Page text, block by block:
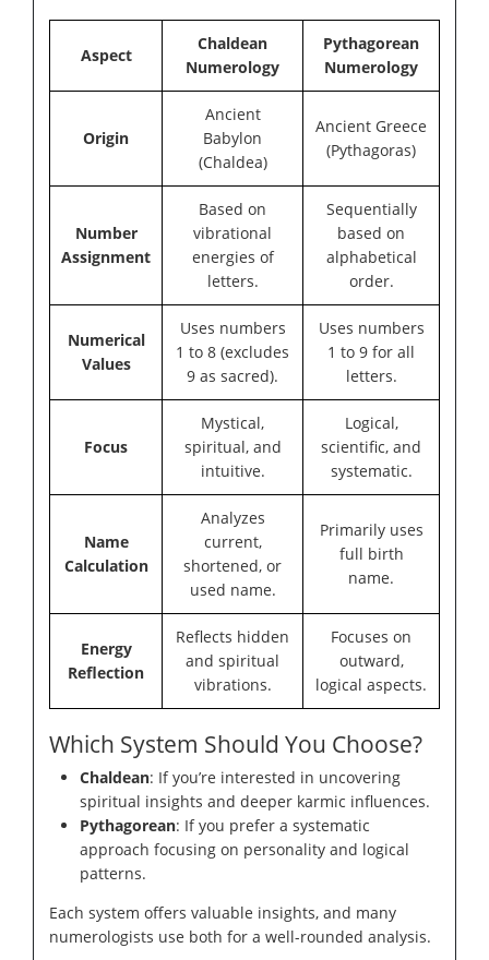
Aspect
Chaldean
Numerology
Pythagorean
Numerology
Origin
Ancient
Babylon
(Chaldea)
Ancient Greece
(Pythagoras)
Number
Assignment
Based on
vibrational
energies of
letters.
Sequentially
based on
alphabetical
order.
Numerical
Values
Uses numbers
1 to 8 (excludes
9 as sacred).
Uses numbers
1 to 9 for all
letters.
Focus
Mystical,
spiritual, and
intuitive.
Logical,
scientific, and
systematic.
Name
Calculation
Analyzes
current,
shortened, or
used name.
Primarily uses
full birth
name.
Energy
Reflection
Reflects hidden
and spiritual
vibrations.
Focuses on
outward,
logical aspects.
Which System Should You Choose?
Chaldean: If you’re interested in uncovering
spiritual insights and deeper karmic influences.
Pythagorean: If you prefer a systematic
approach focusing on personality and logical
patterns.
Each system offers valuable insights, and many
numerologists use both for a well-rounded analysis.